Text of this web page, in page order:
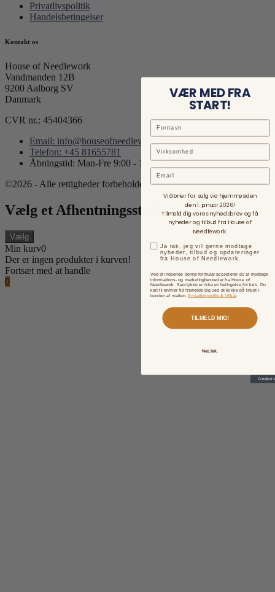
Privatlivspolitik
Handelsbetingelser
Kontakt os
House of Needlework
Vandmanden 12B
9200 Aalborg SV
Danmark
CVR nr.: 45404366
Email: info@houseofneedlework.com
Telefon: +45 81655781
Åbningstid: Man-Fre 9:00 - 15:00
©2026 - Alle rettigheder forbeholdes.
Vælg et Afhentningssted
Vælg
Min kurv0
Der er ingen produkter i kurven!
Fortsæt med at handle
0
VÆR MED FRA
START!
Email
Vi åbner for salg via hjemmesiden
den 1. januar 2026!
Tilmeld dig vores nyhedsbrev og få
nyheder og tilbud fra House of
Needlework.
Ja tak, jeg vil gerne modtage
nyheder, tilbud og opdateringer
fra House of Needlework.
Ved at indsende denne formular accepterer du at modtage
informations- og marketingbeskeder fra House of
Needlework. Samtykke er ikke en betingelse for køb. Du
kan til enhver tid framelde dig ved at klikke på linket i
bunden af mailen.Privatlivspolitik & Vilkår.
TILMELD MIG!
Nej, tak.